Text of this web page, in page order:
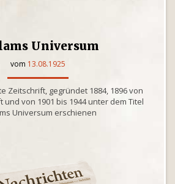
Universum
vom 13.08.1925
Zeitschrift, gegründet 1884, 1896 von
von 1901 bis 1944 unter dem Titel
Universum erschienen